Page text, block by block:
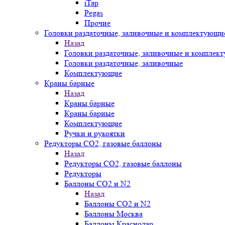
iTap
Pegas
Прочие
Головки раздаточные, заливочные и
Назад
Головки раздаточные, заливочные и
Головки раздаточные, заливочные
Комплектующие
Краны барные
Назад
Краны барные
Краны барные
Комплектующие
Ручки и рукоятки
Редукторы СО2, газовые баллоны
Назад
Редукторы СО2, газовые баллоны
Редукторы
Баллоны СО2 и N2
Назад
Баллоны СО2 и N2
Баллоны Москва